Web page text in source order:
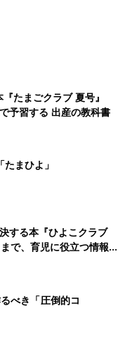
たまごクラブ 夏号』
予習する 出産の教科書
まひよ」
する本『ひよこクラブ
で、育児に役立つ情報が
べき「圧倒的コ